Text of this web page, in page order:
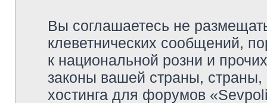
Вы соглашаетесь не
клеветнических сообщений,
к национальной розни и
законы вашей страны, страны,
хостинга для форумов